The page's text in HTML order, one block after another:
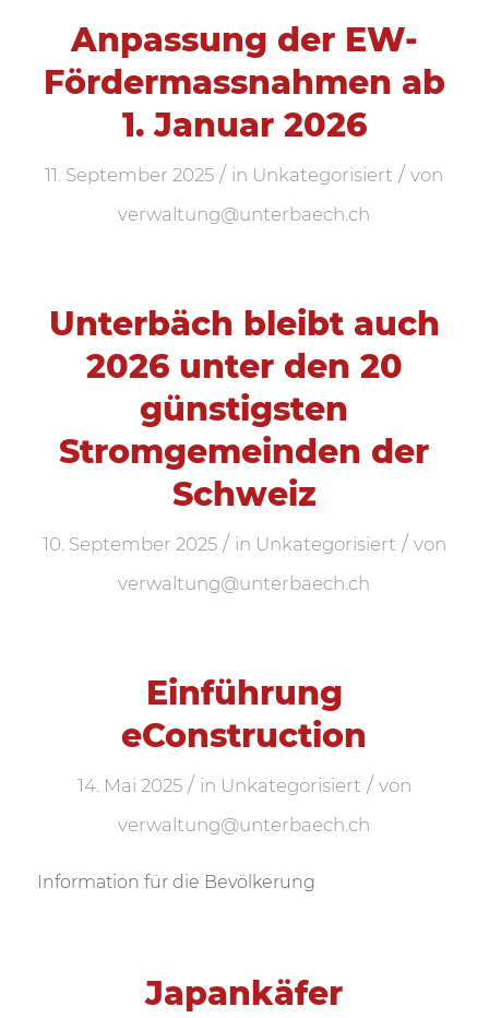
Anpassung der EW-
Fördermassnahmen ab
1. Januar 2026
11. September 2025 / in Unkategorisiert / von
verwaltung@unterbaech.ch
Unterbäch bleibt auch
2026 unter den 20
günstigsten
Stromgemeinden der
Schweiz
10. September 2025 / in Unkategorisiert / von
verwaltung@unterbaech.ch
Einführung
eConstruction
14. Mai 2025 / in Unkategorisiert / von
verwaltung@unterbaech.ch
Information für die Bevölkerung
Japankäfer